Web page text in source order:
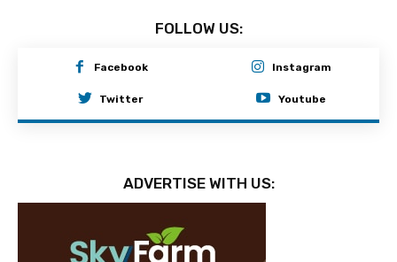
FOLLOW US:
Facebook Instagram
Twitter Youtube
ADVERTISE WITH US: